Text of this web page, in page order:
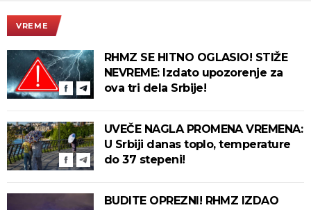
VREME
RHMZ SE HITNO OGLASIO! STIŽE
NEVREME: Izdato upozorenje za
ova tri dela Srbije!
UVEČE NAGLA PROMENA VREMENA:
U Srbiji danas toplo, temperature
do 37 stepeni!
BUDITE OPREZNI! RHMZ IZDAO